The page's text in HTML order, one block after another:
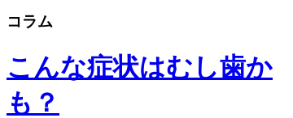
コラム
こんな症状はむし歯か
も？